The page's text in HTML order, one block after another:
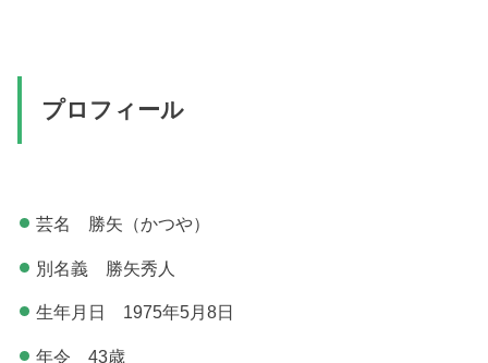
プロフィール
芸名 勝矢（かつや）
別名義 勝矢秀人
生年月日 1975年5月8日
年令 43歳